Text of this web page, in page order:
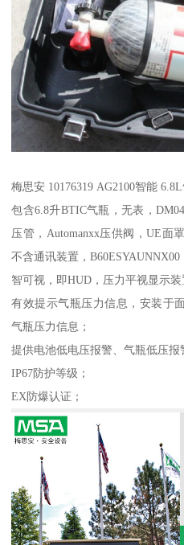
梅思安 10176319 AG2100智能
包含6.8升BTIC气瓶，无表，
压管，Automanxx压供阀，UE面
不含通讯装置，B60ESYAUNNX00
智可视，即HUD，压力平视显示
有效提示气瓶压力信息，安装于
气瓶压力信息；
提供电池低电压报警、气瓶低压报
IP67防护等级；
EX防爆认证；